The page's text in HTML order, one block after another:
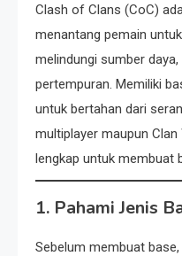
Clash of Clans (CoC)
menantang pemain
melindungi sumber
pertempuran. Memiliki
untuk bertahan dari
multiplayer maupun Clan
lengkap untuk membuat
1. Pahami Jenis
Sebelum membuat